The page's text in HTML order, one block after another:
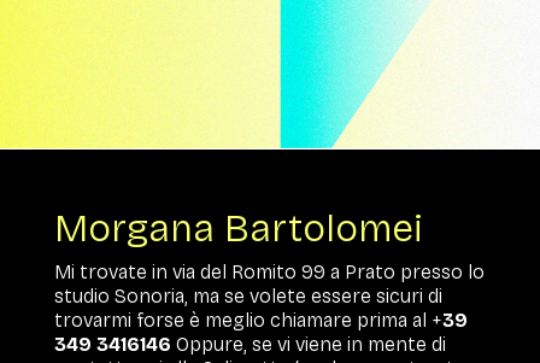
Morgana Bartolomei
Mi trovate in via del Romito 99 a Prato presso lo
studio Sonoria, ma se volete essere sicuri di
trovarmi forse è meglio chiamare prima al +39
349 3416146 Oppure, se vi viene in mente di